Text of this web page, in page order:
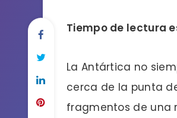
Tiempo de lectura
La Antártica no
cerca de la punta
fragmentos de una